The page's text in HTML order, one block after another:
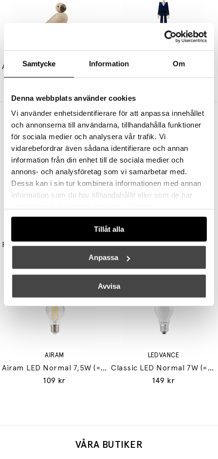
Samtycke Information Om
Denna webbplats använder cookies
Vi använder enhetsidentifierare för att anpassa innehållet
och annonserna till användarna, tillhandahålla funktioner
för sociala medier och analysera vår trafik. Vi
vidarebefordrar även sådana identifierare och annan
information från din enhet till de sociala medier och
annons- och analysföretag som vi samarbetar med.
Dessa kan i sin tur kombinera informationen med annan
information som du har tillhandahållit eller som de har
Tillåt alla
Anpassa
Avvisa
Alfred Sångfågel Ek/Rökt Ek
1099 kr 989 kr
1099 kr 989 kr
Andra köpte även
Reflektor MR11 28W (=35W) GU10
AIRAM
Airam LED Normal 7,5W (=60W) E27
109 kr
LEDVANCE
Classic LED Normal 7W (=60W) E27
149 kr
VÅRA BUTIKER